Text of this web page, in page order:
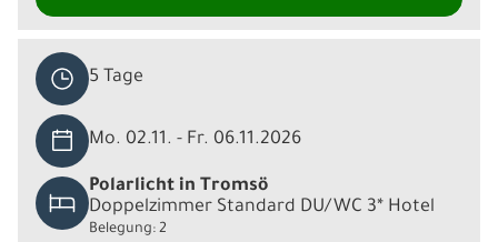
5 Tage
Mo. 02.11. - Fr. 06.11.2026
Polarlicht in Tromsö
Doppelzimmer Standard DU/WC 3* Hotel
Belegung: 2